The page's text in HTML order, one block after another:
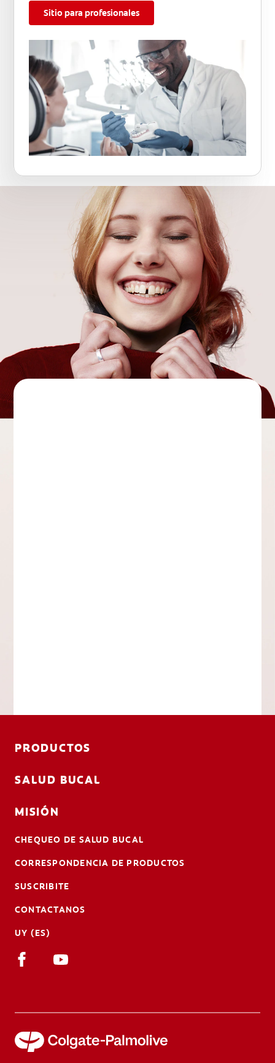
Sitio para profesionales
PRODUCTOS
SALUD BUCAL
MISIÓN
CHEQUEO DE SALUD BUCAL
CORRESPONDENCIA DE PRODUCTOS
SUSCRIBITE
CONTACTANOS
UY (ES)